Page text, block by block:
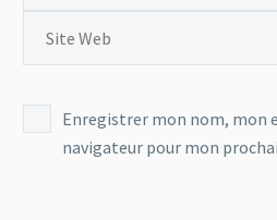
Enregistrer mon nom, mon
navigateur pour mon